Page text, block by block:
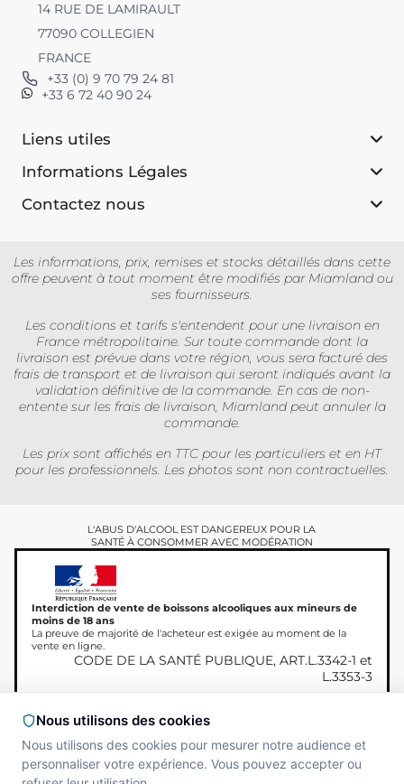
14 RUE DE LAMIRAULT
77090 COLLEGIEN
FRANCE
+33 (0) 9 70 79 24 81
+33 6 72 40 90 24
Liens utiles
Informations Légales
Contactez nous
Les informations, prix, remises et stocks détaillés dans cette
offre peuvent à tout moment être modifiés par Miamland ou
ses fournisseurs.
Les conditions et tarifs s'entendent pour une livraison en
France métropolitaine. Sur toute commande dont la
livraison est prévue dans votre région, vous sera facturé des
frais de transport et de livraison qui seront indiqués avant la
validation définitive de la commande. En cas de non-
entente sur les frais de livraison, Miamland peut annuler la
commande.
Les prix sont affichés en TTC pour les particuliers et en HT
pour les professionnels. Les photos sont non contractuelles.
L'ABUS D'ALCOOL EST DANGEREUX POUR LA
SANTÉ À CONSOMMER AVEC MODÉRATION
Interdiction de vente de boissons alcooliques aux mineurs de
moins de 18 ans
La preuve de majorité de l'acheteur est exigée au moment de la
vente en ligne.
CODE DE LA SANTÉ PUBLIQUE, ART.L.3342-1 et
L.3353-3
Copyright © 2026
Miamland, Tous droits
Site réalisé parMAADAM
SOLUTIONS
Nous utilisons des cookies
Nous utilisons des cookies pour mesurer notre audience et
personnaliser votre expérience. Vous pouvez accepter ou